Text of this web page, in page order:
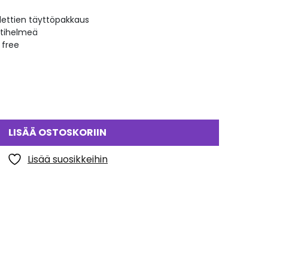
täyttöpakkaus
LISÄÄ OSTOSKORIIN
Lisää suosikkeihin